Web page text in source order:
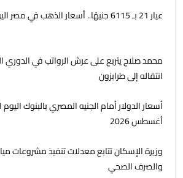
عيار 21 بـ 6115 جنيهًا.. أسعار الذهب في مصر اليوم الأحد
محمد صلاح يتربع على عرش الرواتب في الدوري
انتقاله إلى طرابزون
أغسطس 2026
وزيرة الإسكان تتابع معدلات تنفيذ مشروعات
والصرف الصحي